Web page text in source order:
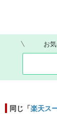
お
同じ「楽天ス